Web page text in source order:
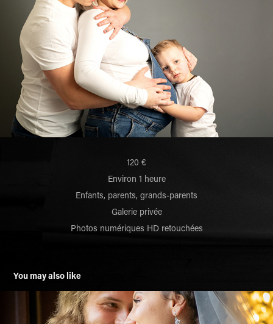
120 €
Environ 1 heure
Enfants, parents, grands-parents
Galerie privée
Photos numériques HD retouchées
You may also like